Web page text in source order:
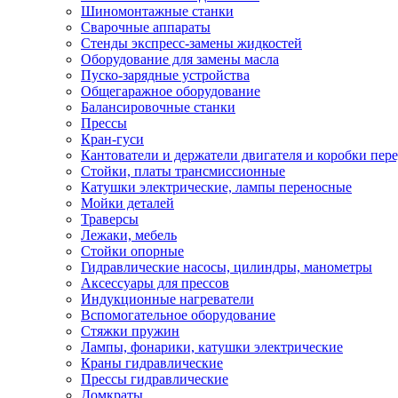
Шиномонтажные станки
Сварочные аппараты
Стенды экспресс-замены жидкостей
Оборудование для замены масла
Пуско-зарядные устройства
Общегаражное оборудование
Балансировочные станки
Прессы
Кран-гуси
Кантователи и держатели двигателя и коробки
Стойки, платы трансмиссионные
Катушки электрические, лампы переносные
Мойки деталей
Траверсы
Лежаки, мебель
Стойки опорные
Гидравлические насосы, цилиндры, манометры
Аксессуары для прессов
Индукционные нагреватели
Вспомогательное оборудование
Стяжки пружин
Лампы, фонарики, катушки электрические
Краны гидравлические
Прессы гидравлические
Домкраты